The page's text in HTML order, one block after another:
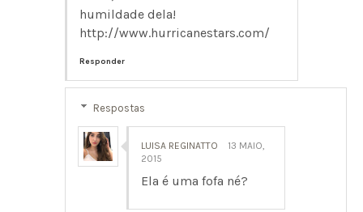
humildade dela!
http://www.hurricanestars.com/
Responder
Respostas
LUISA REGINATTO
13 MAIO,
2015
Ela é uma fofa né?